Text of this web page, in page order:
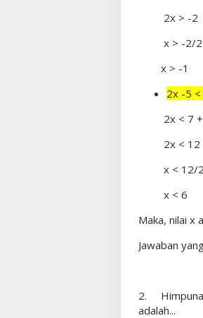
2x > -2
x > -2/2
x > -1
2x -5 <
2x < 7
2x < 12
x < 12/2
x < 6
Maka, nilai x
Jawaban
2.
adalah...